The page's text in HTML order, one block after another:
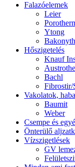
Falazóelemek
Leier
Ytong
Hőszigetelés
Knauf
Bachl
Fibrostir/
Vakolatok,
Baumit
Weber
Csempe és
Önterülő
Vízszigetlések
GV